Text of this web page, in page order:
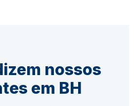
nossos
em BH